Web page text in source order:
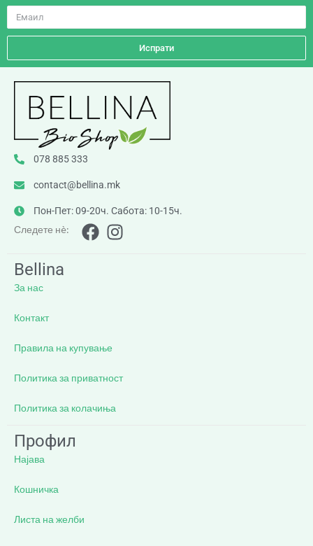
Испрати
078 885 333
contact@bellina.mk
Пон-Пет: 09-20ч. Сабота: 10-15ч.
Следете нè:
Bellina
За нас
Контакт
Правила на купување
Политика за приватност
Политика за колачиња
Профил
Најава
Кошничка
Листа на желби